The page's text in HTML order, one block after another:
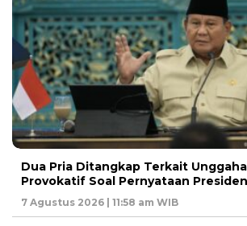
Dua Pria Ditangkap Terkait
Provokatif Soal Pernyataan
7 Agustus 2026 | 11:58 am WIB